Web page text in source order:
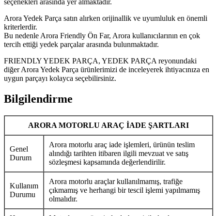
seçenekleri arasında yer almaktadır.
Arora Yedek Parça satın alırken orijinallik ve uyumluluk en önemli
kriterlerdir.
Bu nedenle Arora Friendly Ön Far, Arora kullanıcılarının en çok
tercih ettiği yedek parçalar arasında bulunmaktadır.
FRIENDLY YEDEK PARÇA, YEDEK PARÇA reyonundaki
diğer Arora Yedek Parça ürünlerimizi de inceleyerek ihtiyacınıza en
uygun parçayı kolayca seçebilirsiniz.
Bilgilendirme
ARORA MOTORLU ARAÇ İADE ŞARTLARI
Genel
Durum
Arora motorlu araç iade işlemleri, ürünün teslim
alındığı tarihten itibaren ilgili mevzuat ve satış
sözleşmesi kapsamında değerlendirilir.
Kullanım
Durumu
Arora motorlu araçlar kullanılmamış, trafiğe
çıkmamış ve herhangi bir tescil işlemi yapılmamış
olmalıdır.